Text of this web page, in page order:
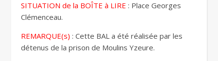
SITUATION de la BOÎTE à LIRE : Place Georges
Clémenceau.
REMARQUE(s) : Cette BAL a été réalisée par les
détenus de la prison de Moulins Yzeure.